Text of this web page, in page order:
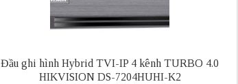
Đầu ghi hình Hybrid TVI-IP 4 kênh TURBO 4.0
HIKVISION DS-7204HUHI-K2